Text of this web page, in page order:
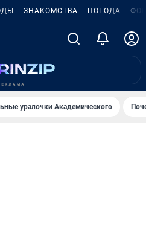
ЗНАКОМСТВА ПОГОДА
уралочки Академического